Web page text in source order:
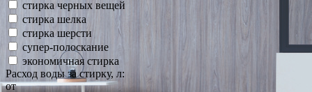
стирка черных вещей
стирка шелка
стирка шерсти
супер-полоскание
экономичная стирка
Расход воды за стирку, л:
от